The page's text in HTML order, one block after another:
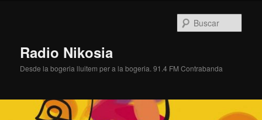
Radio Nikosia
Desde la bogeria lluitem per a la bogeria. 91.4 FM Contrabanda